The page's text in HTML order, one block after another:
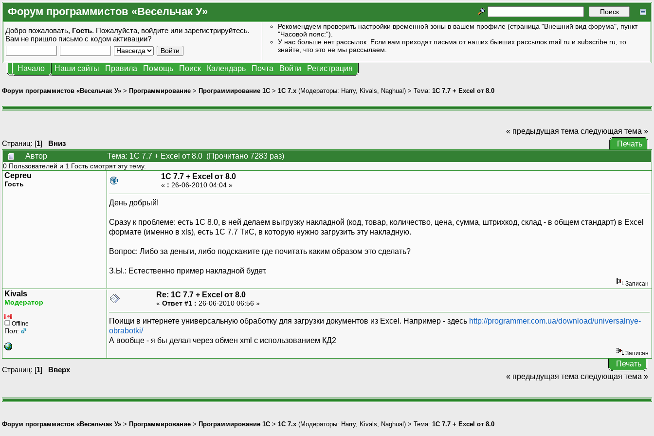
Форум программистов «Весельчак У»
Добро пожаловать, Гость. Пожалуйста, войдите или зарегистрируйтесь.
Вам не пришло письмо с кодом активации?
Рекомендуем проверить настройки временной зоны в вашем профиле (страница "Внешний вид форума", пункт
"Часовой пояс:").
У нас больше нет рассылок. Если вам приходят письма от наших бывших рассылок mail.ru и subscribe.ru, то
знайте, что это не мы рассылаем.
Начало Наши сайты Правила Помощь Поиск Календарь Почта Войти Регистрация
Форум программистов «Весельчак У» > Программирование > Программирование 1С > 1С 7.x (Модераторы: Harry, Kivals Naghual) > Тема: 1C 7.7 + Excel от 8.0
Страниц: [1] Вниз
« предыдущая тема следующая тема »
Печать
Автор
Тема: 1C 7.7 + Excel от 8.0 (Прочитано 7283 раз)
0 Пользователей и 1 Гость смотрят эту тему.
Cepreu
Гость
1C 7.7 + Excel от 8.0
« : 26-06-2010 04:04 »
День добрый!
Сразу к проблеме: есть 1С 8.0, в ней делаем выгрузку накладной (код, товар, количество, цена, сумма, штрихкод, склад - в общем стандарт) в Excel
формате (именно в xls), есть 1С 7.7 ТиС, в которую нужно загрузить эту накладную.
Вопрос: Либо за деньги, либо подскажите где почитать каким образом это сделать?
З.Ы.: Естественно пример накладной будет.
Записан
Kivals
Модератор
Offline
Пол:
Re: 1C 7.7 + Excel от 8.0
« Ответ #1 : 26-06-2010 06:56 »
Поищи в интернете универсальную обработку для загрузки документов из Excel. Например - здесь http://programmer.com.ua/download/universalnye-
obrabotki/
А вообще - я бы делал через обмен xml с использованием КД2
Записан
Страниц: [1] Вверх
Печать
« предыдущая тема следующая тема »
Форум программистов «Весельчак У» > Программирование > Программирование 1С > 1С 7.x (Модераторы: Harry, Kivals Naghual) > Тема: 1C 7.7 + Excel от 8.0